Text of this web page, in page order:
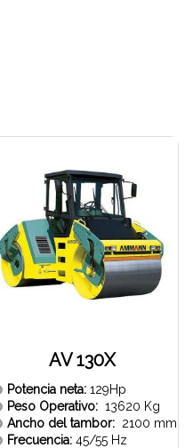
AV 130X
Potencia neta: 129Hp
Peso Operativo: 13620 Kg
Ancho del tambor: 2100 mm
Frecuencia: 45/55 Hz